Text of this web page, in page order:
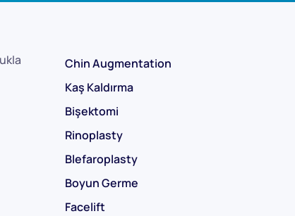
Chin Augmentation
Kaş Kaldırma
Bişektomi
Rinoplasty
Blefaroplasty
Boyun Germe
Facelift